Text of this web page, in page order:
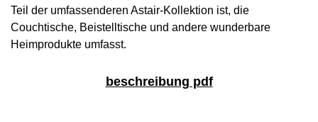
Teil der umfassenderen Astair-Kollektion ist, die
Couchtische, Beistelltische und andere wunderbare
Heimprodukte umfasst.
beschreibung pdf